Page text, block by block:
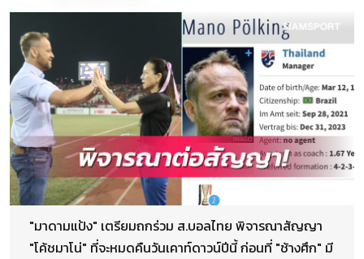
"มาดามแป้ง" เตรียมถกร่วม ส.บอลไทย พิจารณาสัญญา
"โค้ชมาโน่" ที่จะหมดคืนวันเคาท์ดาวน์ปีนี้ ก่อนที่ "ช้างศึก" มี